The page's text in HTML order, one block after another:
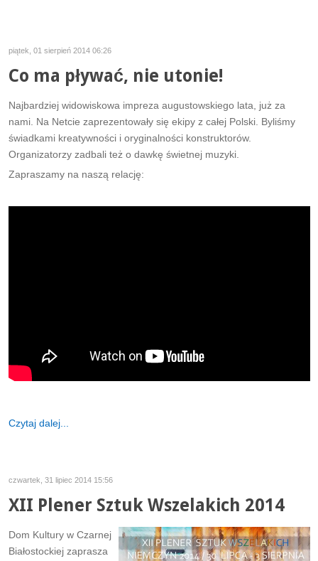
piątek, 01 sierpień 2014 06:26
Co ma pływać, nie utonie!
Najbardziej widowiskowa impreza augustowskiego lata, już za
nami. Na Netcie zaprezentowały się ekipy z całej Polski. Byliśmy
świadkami kreatywności i oryginalności konstruktorów.
Organizatorzy zadbali też o dawkę świetnej muzyki.
Zapraszamy na naszą relację:
Czytaj dalej...
czwartek, 31 lipiec 2014 15:56
XII Plener Sztuk Wszelakich 2014
Dom Kultury w Czarnej
Białostockiej zaprasza